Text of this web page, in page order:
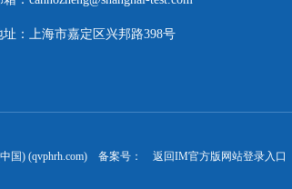
址：上海市嘉定区兴邦路398号
国) (qvphrh.com) 备案号： 返回IM官方版网站登录入口